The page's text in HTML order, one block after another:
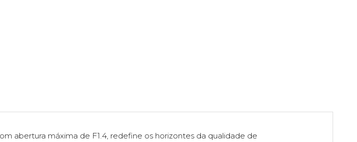
abertura máxima de F1.4, redefine os horizontes da qualidade de